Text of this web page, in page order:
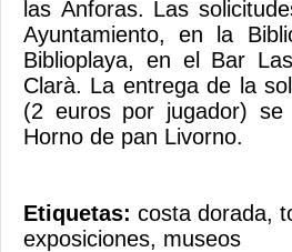
las Ánforas. Las
Ayuntamiento, en la
Biblioplaya, en el Bar
Clarà. La entrega de la
(2 euros por jugador)
Horno de pan Livorno.
Etiquetas: costa dorada,
exposiciones, museos